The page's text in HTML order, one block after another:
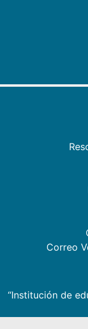
Correo
“Institución de